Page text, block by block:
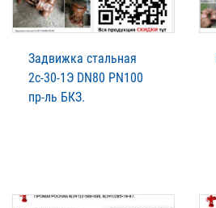
Задвижка стальная
2с-30-1Э DN80 PN100
пр-ль БКЗ.